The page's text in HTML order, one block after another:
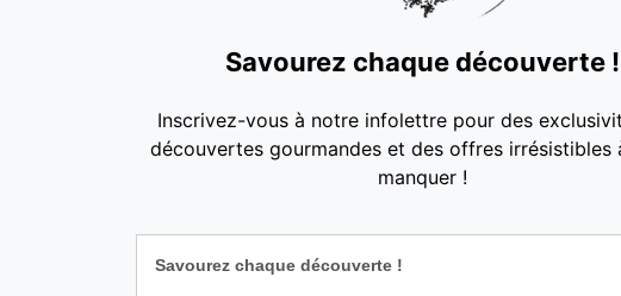
Savourez chaque découverte !
Inscrivez-vous à notre infolettre pour des
découvertes gourmandes et des offres irrésistibles
manquer !
Savourez chaque découverte !